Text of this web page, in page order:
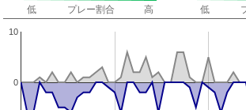
低 プレー割合 高 低
0
10